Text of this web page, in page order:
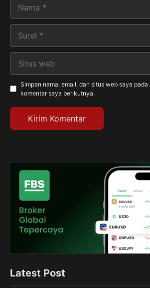
Simpan nama, email, dan situs web saya
komentar saya berikutnya.
Latest Post